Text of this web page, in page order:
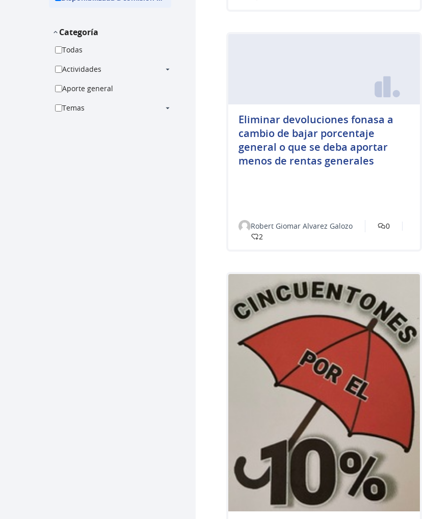
Categoría
Todas
Actividades
Aporte general
Temas
Eliminar devoluciones fonasa a
cambio de bajar porcentaje
general o que se deba aportar
menos de rentas generales
Robert Giomar Alvarez Galozo
0
2